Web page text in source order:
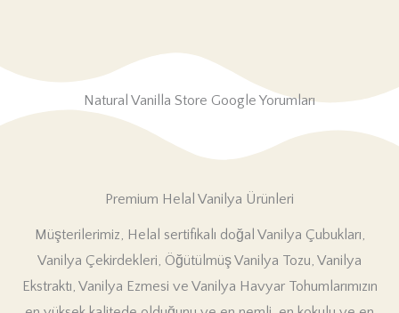
Natural Vanilla Store Google Yorumları
Premium Helal Vanilya Ürünleri
Müşterilerimiz, Helal sertifikalı doğal Vanilya Çubukları,
Vanilya Çekirdekleri, Öğütülmüş Vanilya Tozu, Vanilya
Ekstraktı, Vanilya Ezmesi ve Vanilya Havyar Tohumlarımızın